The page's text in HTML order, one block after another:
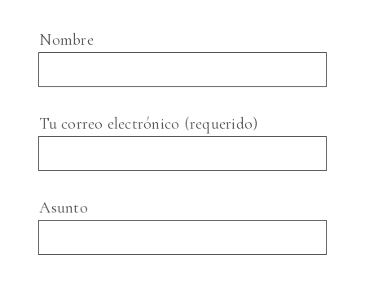
Nombre
Tu correo electrónico (requerido)
Asunto